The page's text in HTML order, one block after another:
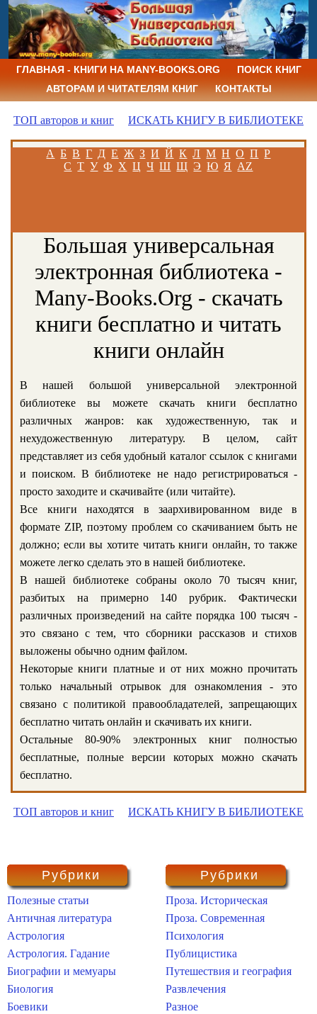
ГЛАВНАЯ - КНИГИ НА MANY-BOOKS.ORG
ПОИСК КНИГ
АВТОРАМ И ЧИТАТЕЛЯМ КНИГ
КОНТАКТЫ
ТОП авторов и книг ИСКАТЬ КНИГУ В БИБЛИОТЕКЕ
А Б В Г Д Е Ж З И Й К Л М Н О П Р
С Т У Ф Х Ц Ч Ш Щ Э Ю Я AZ
Большая универсальная
электронная библиотека -
Many-Books.Org - скачать
книги бесплатно и читать
книги онлайн
В нашей большой универсальной электронной
библиотеке вы можете скачать книги бесплатно
различных жанров: как художественную, так и
нехудожественную литературу. В целом, сайт
представляет из себя удобный каталог ссылок с книгами
и поиском. В библиотеке не надо регистрироваться -
просто заходите и скачивайте (или читайте).
Все книги находятся в заархивированном виде в
формате ZIP, поэтому проблем со скачиванием быть не
должно; если вы хотите читать книги онлайн, то также
можете легко сделать это в нашей библиотеке.
В нашей библиотеке собраны около 70 тысяч книг,
разбитых на примерно 140 рубрик. Фактически
различных произведений на сайте порядка 100 тысяч -
это связано с тем, что сборники рассказов и стихов
выложены обычно одним файлом.
Некоторые книги платные и от них можно прочитать
только начальный отрывок для ознакомления - это
связано с политикой правообладателей, запрещающих
бесплатно читать онлайн и скачивать их книги.
Остальные 80-90% электронных книг полностью
бесплатные, полные версии которых можно скачать
бесплатно.
ТОП авторов и книг ИСКАТЬ КНИГУ В БИБЛИОТЕКЕ
Рубрики
Полезные статьи
Античная литература
Астрология
Астрология. Гадание
Биографии и мемуары
Биология
Боевики
Рубрики
Проза. Историческая
Проза. Современная
Психология
Публицистика
Путешествия и география
Развлечения
Разное